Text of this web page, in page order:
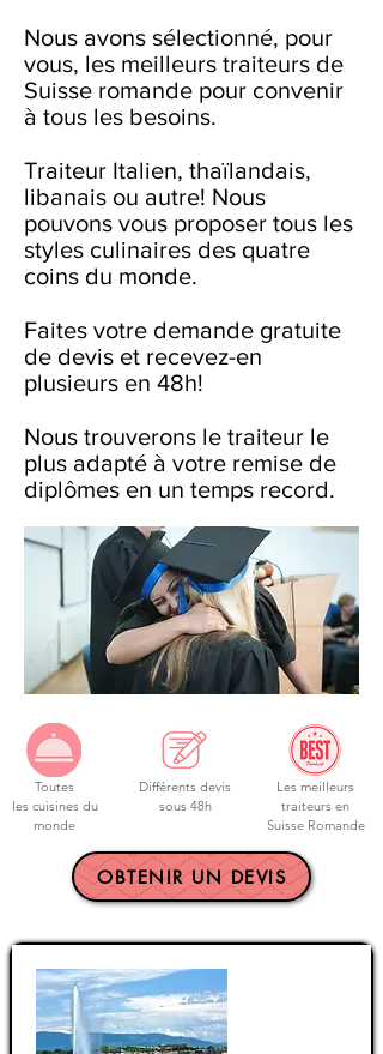
Nous avons sélectionné, pour
vous, les meilleurs traiteurs de
Suisse romande pour convenir
à tous les besoins.
Traiteur Italien, thaïlandais,
libanais ou autre! Nous
pouvons vous proposer tous les
styles culinaires des quatre
coins du monde.
Faites votre demande gratuite
de devis et recevez-en
plusieurs en 48h!
Nous trouverons le traiteur le
plus adapté à votre remise de
diplômes en un temps record.
Toutes
les cuisines du
monde
Différents devis
sous 48h
Les meilleurs
traiteurs en
Suisse Romande
OBTENIR UN DEVIS